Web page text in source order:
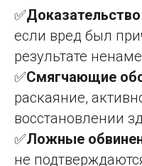
✅
если вред был
результате
✅Смягчающие
раскаяние,
восстановлении
✅Ложные
не